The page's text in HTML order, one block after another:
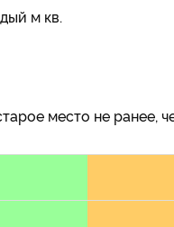
м кв.
место не ранее,